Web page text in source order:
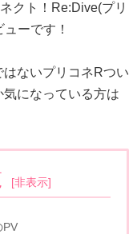
クト！Re:Dive(プリ
ーです！
ないプリコネRつい
になっている方は
[非表示]
PV